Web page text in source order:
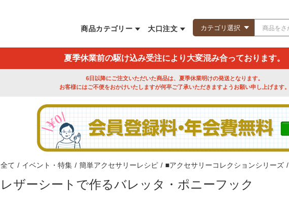
商品カテゴリー 大口注文
夏季休業前の駆け込み受注により大変混み合っております。
6日以降にご注文いただいた商品は、夏季休業明けの発送となります。
お客様にはご不便をおかけいたしますが何卒ご了承いただきますようお願い申し上げます。
全て / イベント・特集 / 簡単アクセサリーレシピ / ■アクセサリーコレクションシリーズ /
レザーシートで作るバレッタ・ポニーフック